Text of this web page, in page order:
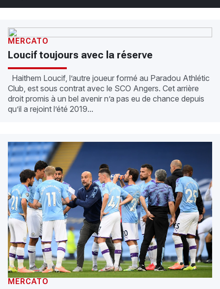
MERCATO
Loucif toujours avec la réserve
Haithem Loucif, l’autre joueur formé au Paradou Athlétic
Club, est sous contrat avec le SCO Angers. Cet arrière
droit promis à un bel avenir n’a pas eu de chance depuis
qu’il a rejoint l’été 2019...
MERCATO